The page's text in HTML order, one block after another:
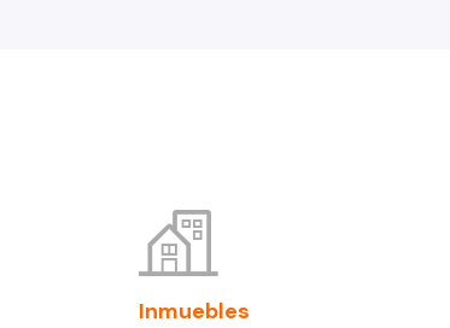
Inmuebles